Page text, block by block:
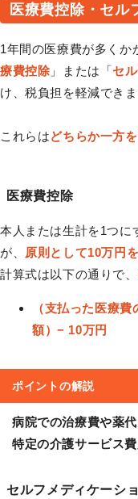
医療費控除・セル
1年間の医療費が多くか
療費控除 」または「セ
け、税負担を軽減できま
これらはどちらか一方
医療費控除
本人または生計を1つに
が、
原則として10万円
計算式は以下の通りで、
（支払った医療
額）− 10万円
ポイントの解説
病院での治療費や薬
特定の介護サービス
セルフメディケーシ